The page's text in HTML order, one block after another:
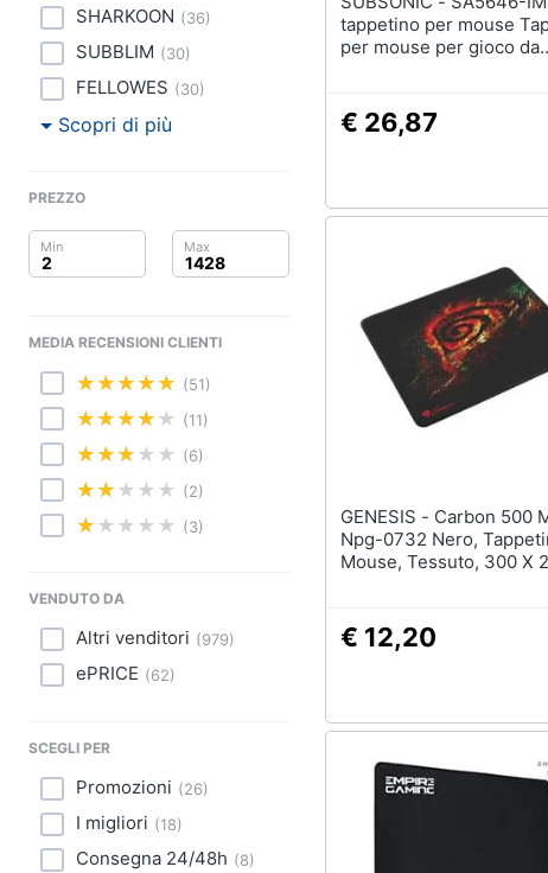
Giocattoli
Prima infanzia
Abbigliamento
Motori
Libri, cd e dvd
Festività e ricorrenze
Accessori informatica
Webcam
Tastiera
Vedi tutti
SHARKOON (36)
SUBBLIM (30)
FELLOWES (30)
Scopri di più
PREZZO
MEDIA RECENSIONI CLIENTI
(51)
(11)
(6)
(2)
(3)
VENDUTO DA
Altri venditori (979)
ePRICE (62)
SCEGLI PER
Promozioni (26)
I migliori (18)
Consegna 24/48h (8)
tappetino per mouse
per mouse per gioco da
€ 26,87
GENESIS - Carbon 500 M - Fire
Npg-0732 Nero,
Mouse, Tessuto, 300 X
€ 12,20